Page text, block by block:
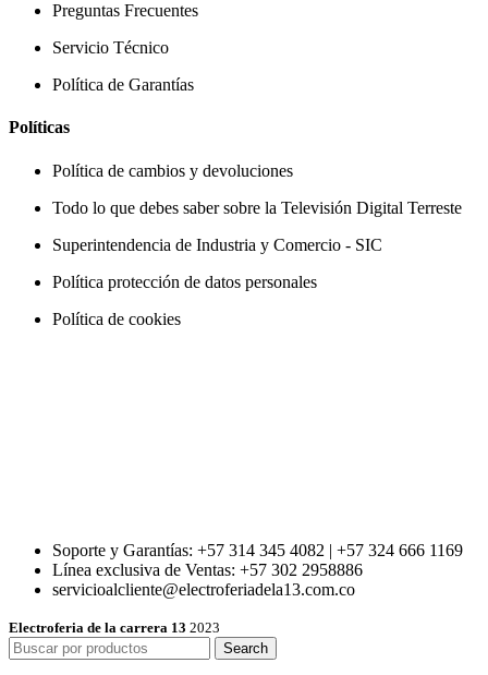
Preguntas Frecuentes
Servicio Técnico
Política de Garantías
Políticas
Política de cambios y devoluciones
Todo lo que debes saber sobre la Televisión Digital Terreste
Superintendencia de Industria y Comercio - SIC
Política protección de datos personales
Política de cookies
Soporte y Garantías: +57 314 345 4082 | +57 324 666 1169
Línea exclusiva de Ventas: +57 302 2958886
servicioalcliente@electroferiadela13.com.co
Electroferia de la carrera 13 2023
Search